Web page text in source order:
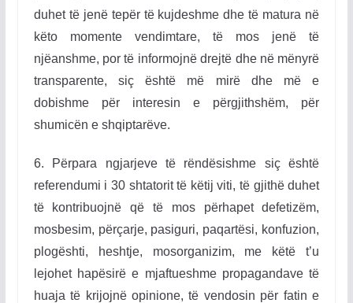
duhet të jenë tepër të kujdeshme dhe të matura në
këto momente vendimtare, të mos jenë të
njëanshme, por të informojnë drejtë dhe në mënyrë
transparente, siç është më mirë dhe më e
dobishme për interesin e përgjithshëm, për
shumicën e shqiptarëve.
6. Përpara ngjarjeve të rëndësishme siç është
referendumi i 30 shtatorit të këtij viti, të gjithë duhet
të kontribuojnë që të mos përhapet defetizëm,
mosbesim, përçarje, pasiguri, paqartësi, konfuzion,
plogështi, heshtje, mosorganizim, me këtë t’u
lejohet hapësirë e mjaftueshme propagandave të
huaja të krijojnë opinione, të vendosin për fatin e